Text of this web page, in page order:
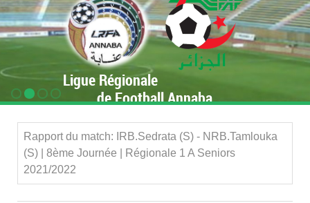
Ligue Régionale
de Football Annaba
Rapport du match: IRB.Sedrata (S) - NRB.Tamlouka
(S) | 8ème Journée | Régionale 1 A Seniors
2021/2022